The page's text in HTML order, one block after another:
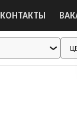
КОНТАКТЫ